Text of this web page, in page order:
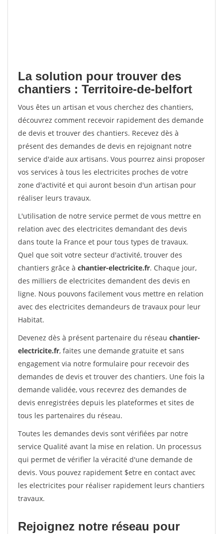
La solution pour trouver des
chantiers : Territoire-de-belfort
Vous êtes un artisan et vous cherchez des chantiers,
découvrez comment recevoir rapidement des demande
de devis et trouver des chantiers. Recevez dès à
présent des demandes de devis en rejoignant notre
service d'aide aux artisans. Vous pourrez ainsi proposer
vos services à tous les electricites proches de votre
zone d'activité et qui auront besoin d'un artisan pour
réaliser leurs travaux.
L'utilisation de notre service permet de vous mettre en
relation avec des electricites demandant des devis
dans toute la France et pour tous types de travaux.
Quel que soit votre secteur d'activité, trouver des
chantiers grâce à chantier-electricite.fr. Chaque jour,
des milliers de electricites demandent des devis en
ligne. Nous pouvons facilement vous mettre en relation
avec des electricites demandeurs de travaux pour leur
Habitat.
Devenez dès à présent partenaire du réseau chantier-
electricite.fr, faites une demande gratuite et sans
engagement via notre formulaire pour recevoir des
demandes de devis et trouver des chantiers. Une fois la
demande validée, vous recevrez des demandes de
devis enregistrées depuis les plateformes et sites de
tous les partenaires du réseau.
Toutes les demandes devis sont vérifiées par notre
service Qualité avant la mise en relation. Un processus
qui permet de vérifier la véracité d'une demande de
devis. Vous pouvez rapidement $etre en contact avec
les electricites pour réaliser rapidement leurs chantiers
travaux.
Rejoignez notre réseau pour